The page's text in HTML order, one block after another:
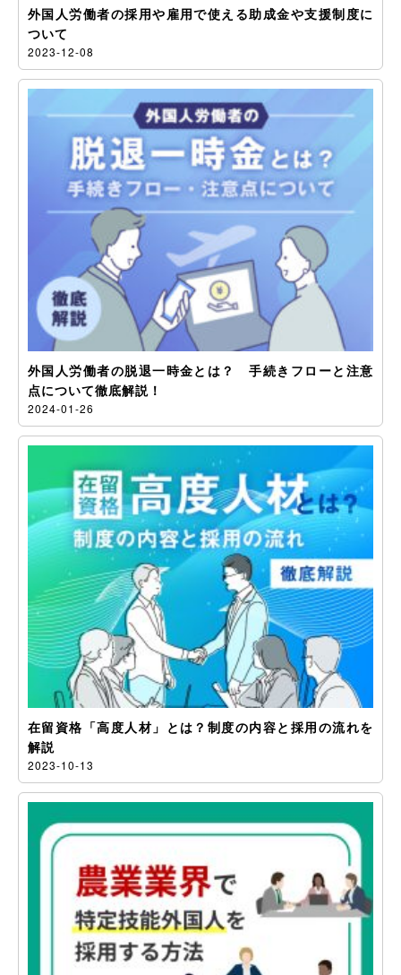
外国人労働者の採用や雇用で使える助成金や支援制度に
ついて
2023-12-08
外国人労働者の脱退一時金とは？ 手続きフローと注意
点について徹底解説！
2024-01-26
在留資格「高度人材」とは？制度の内容と採用の流れを
解説
2023-10-13